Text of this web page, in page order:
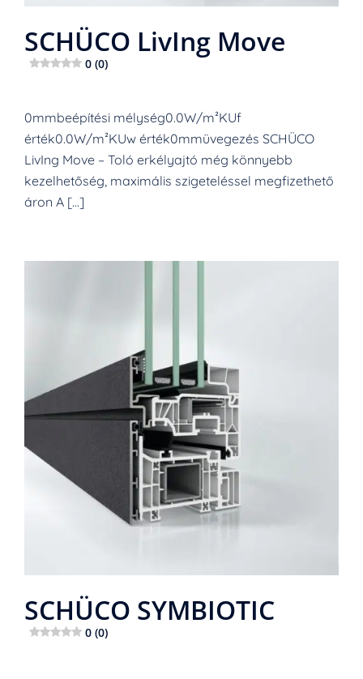
SCHÜCO LivIng Move
0 (0)
0mmbeépítési mélység0.0W/m²KUf
érték0.0W/m²KUw érték0mmüvegezés SCHÜCO
LivIng Move – Toló erkélyajtó még könnyebb
kezelhetőség, maximális szigeteléssel megfizethető
áron A […]
SCHÜCO SYMBIOTIC
0 (0)